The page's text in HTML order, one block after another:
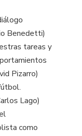
Benedetti)
tareas y
Pizarro)
Lago)
como